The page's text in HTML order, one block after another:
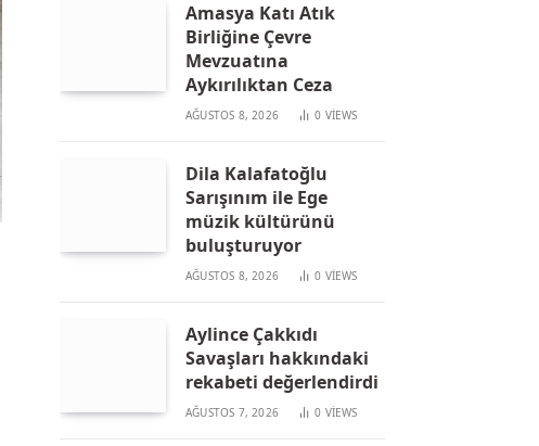
Amasya Katı Atık
Birliğine Çevre
Mevzuatına
Aykırılıktan Ceza
AĞUSTOS 8, 2026 0 VIEWS
Dila Kalafatoğlu
Sarışınım ile Ege
müzik kültürünü
buluşturuyor
AĞUSTOS 8, 2026 0 VIEWS
Aylince Çakkıdı
Savaşları hakkındaki
rekabeti değerlendirdi
AĞUSTOS 7, 2026 0 VIEWS